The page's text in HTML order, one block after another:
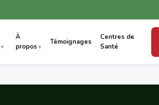
À
propos
Témoignages
Centres de
Santé